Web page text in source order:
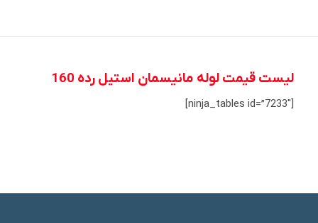
لیست قیمت لوله مانیسمان استیل رده 160
[ninja_tables id=”7233″]